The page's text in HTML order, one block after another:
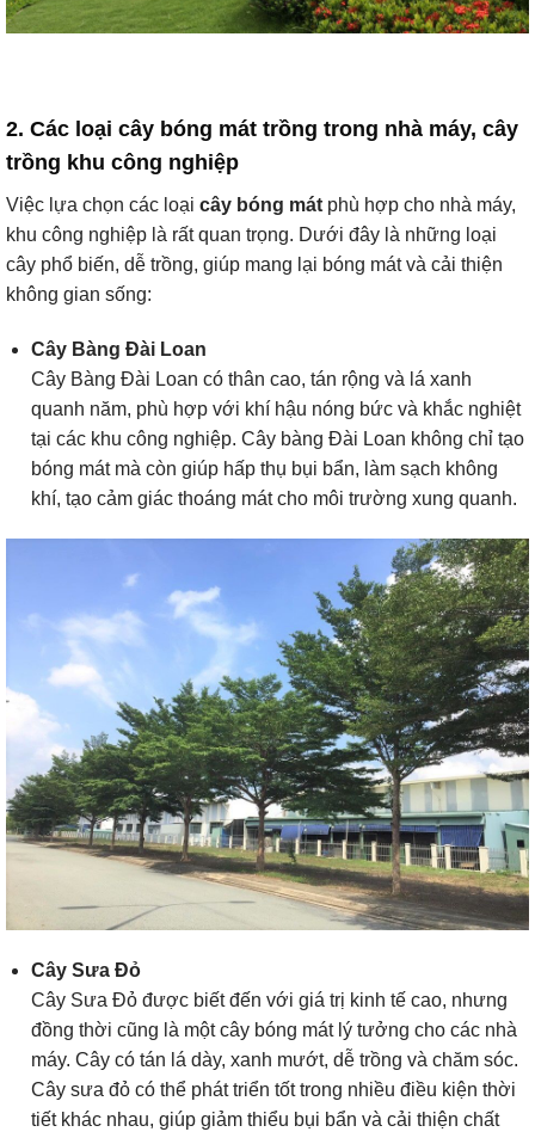
2. Các loại cây bóng mát trồng trong nhà máy, cây
trồng khu công nghiệp
Việc lựa chọn các loại cây bóng mát phù hợp cho nhà máy,
khu công nghiệp là rất quan trọng. Dưới đây là những loại
cây phổ biến, dễ trồng, giúp mang lại bóng mát và cải thiện
không gian sống:
Cây Bàng Đài Loan
Cây Bàng Đài Loan có thân cao, tán rộng và lá xanh
quanh năm, phù hợp với khí hậu nóng bức và khắc nghiệt
tại các khu công nghiệp. Cây bàng Đài Loan không chỉ tạo
bóng mát mà còn giúp hấp thụ bụi bẩn, làm sạch không
khí, tạo cảm giác thoáng mát cho môi trường xung quanh.
Cây Sưa Đỏ
Cây Sưa Đỏ được biết đến với giá trị kinh tế cao, nhưng
đồng thời cũng là một cây bóng mát lý tưởng cho các nhà
máy. Cây có tán lá dày, xanh mướt, dễ trồng và chăm sóc.
Cây sưa đỏ có thể phát triển tốt trong nhiều điều kiện thời
tiết khác nhau, giúp giảm thiểu bụi bẩn và cải thiện chất